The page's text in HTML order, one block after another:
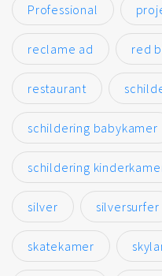
Professional
reclame ad red
restaurant
schildering babykamer
schildering
silver silversurfer
skatekamer